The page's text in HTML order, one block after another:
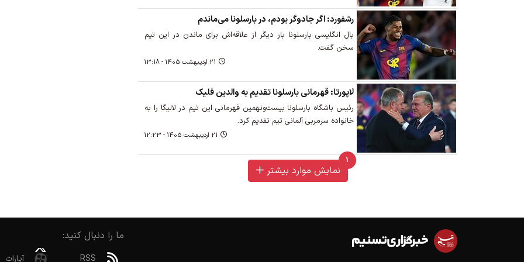
رشفورد: اگر جادوگر بودم، در بارسلونا می‌ماندم
بال انگلیسی بارسلونا بار دیگر از علاقه‌اش برای ماندن در این تیم
سخن گفت.
21 ارديبهشت 1405 - 13:18
لاپورتا: قهرمانی بارسلونا تقدیم به والدین فلیک
رئیس باشگاه بارسلونا بیست‌ونهمین قهرمانی این تیم در لالیگا را به
خانواده سرمربی آلمانی‌ تیم تقدیم کرد.
21 ارديبهشت 1405 - 12:23
1
unread messages
نمایش موارد بیشتر
ما را دنبال کنید:
RSS آپارات